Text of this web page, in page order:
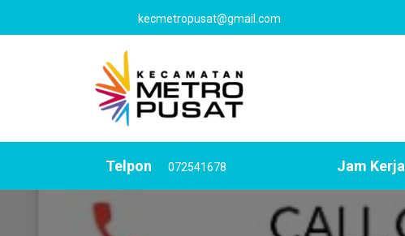
kecmetropusat@gmail.com
Telpon 072541678 Jam Kerja